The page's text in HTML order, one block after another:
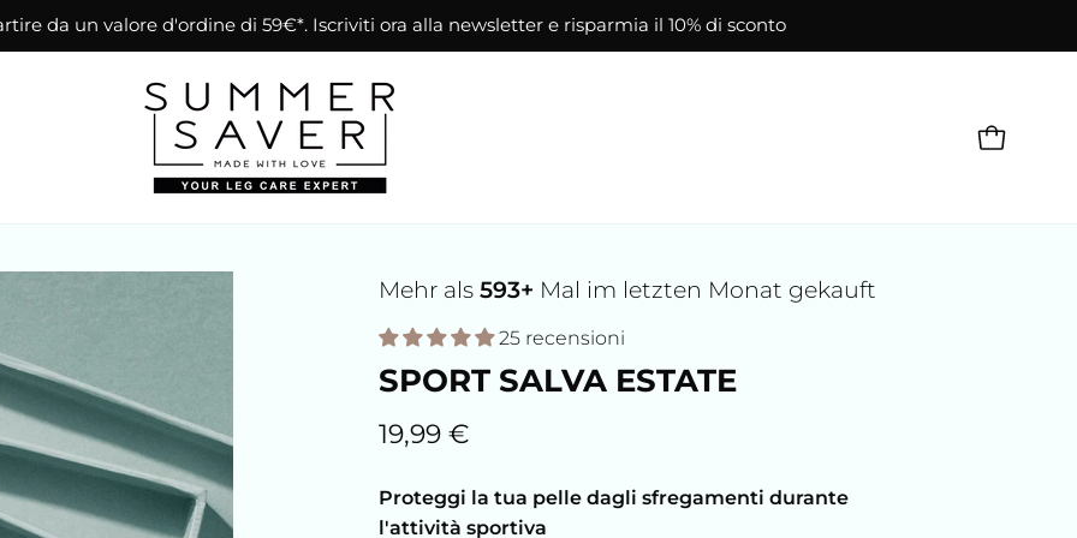
da un valore d'ordine di 59€*. Iscriviti ora alla newsletter e risparmia il 10% di sconto
APRI
Mehr als 593+ Mal im letzten Monat gekauft
25 recensioni
SPORT SALVA ESTATE
19,99 €
Proteggi la tua pelle dagli sfregamenti durante
l'attività sportiva